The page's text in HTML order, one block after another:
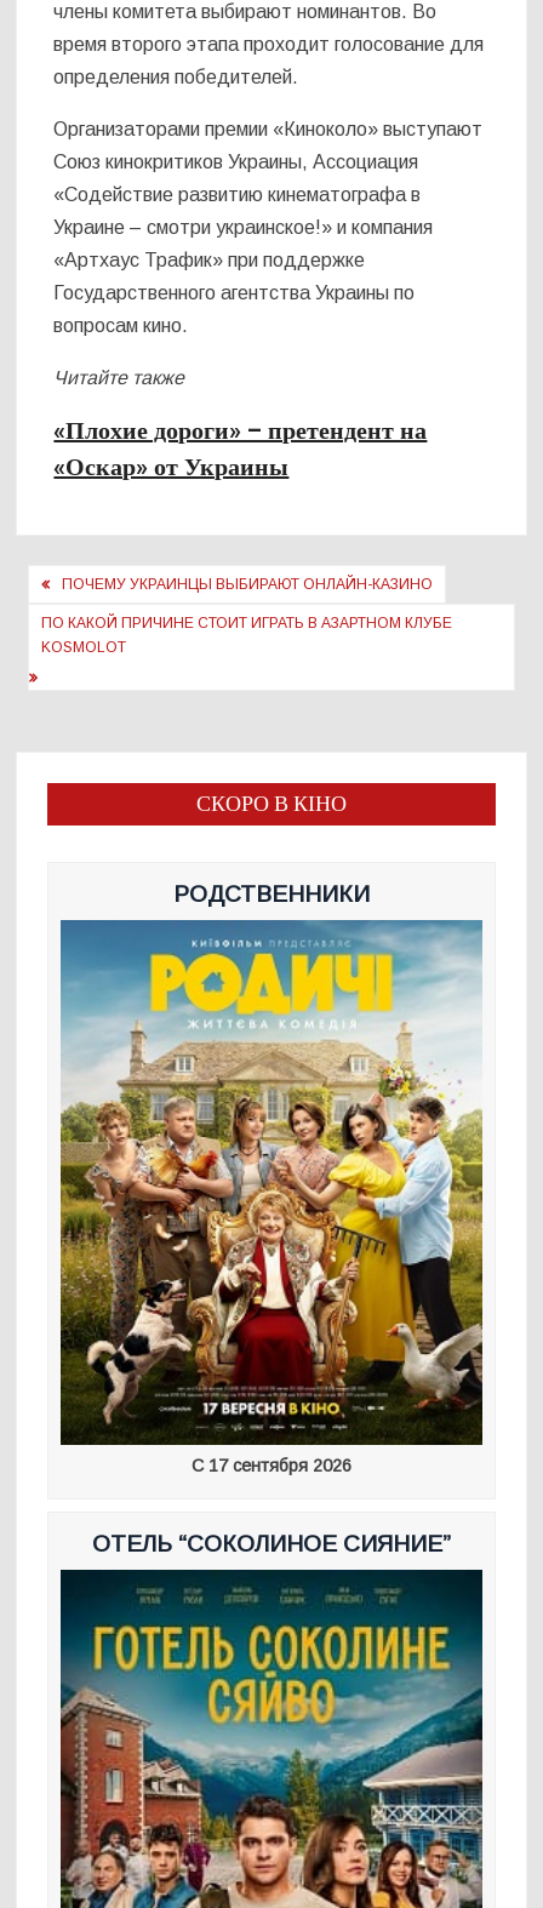
члены комитета выбирают номинантов. Во
время второго этапа проходит голосование для
определения победителей.
Организаторами премии «Киноколо» выступают
Союз кинокритиков Украины, Ассоциация
«Содействие развитию кинематографа в
Украине – смотри украинское!» и компания
«Артхаус Трафик» при поддержке
Государственного агентства Украины по
вопросам кино.
Читайте также
«Плохие дороги» – претендент на
«Оскар» от Украины
Навигация
по
записям
ПОЧЕМУ УКРАИНЦЫ ВЫБИРАЮТ ОНЛАЙН-КАЗИНО
ПО КАКОЙ ПРИЧИНЕ СТОИТ ИГРАТЬ В АЗАРТНОМ КЛУБЕ
KOSMOLOT
СКОРО В КІНО
РОДСТВЕННИКИ
С 17 сентября 2026
ОТЕЛЬ “СОКОЛИНОЕ СИЯНИЕ”